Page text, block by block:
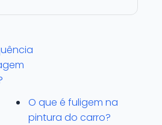
O que é fuligem na
pintura do carro?